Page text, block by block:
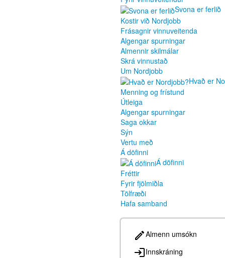
Svona er ferlið
Kostir við Nordjobb
Frásagnir vinnuveitenda
Algengar spurningar
Almennir skilmálar
Skrá vinnustað
Um Nordjobb
Hvað er
Menning og frístund
Útleiga
Algengar spurningar
Saga okkar
Sýn
Vertu með
Á döfinni
Á döfinni
Fréttir
Fyrir fjölmiðla
Tölfræði
Hafa samband
Almenn umsókn
Innskráning